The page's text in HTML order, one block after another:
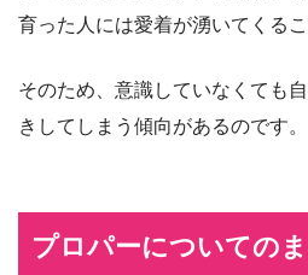
育った人には愛着が湧いてくるこ
そのため、意識していなくても
きしてしまう傾向があるのです。
プロパーについての